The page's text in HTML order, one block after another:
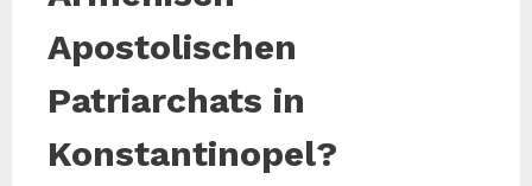
Apostolischen
Patriarchats in
Konstantinopel?